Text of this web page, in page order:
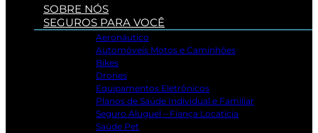
SOBRE NÓS
SEGUROS PARA VOCÊ
Aeronáutico
Automóveis Motos e Caminhões
Bikes
Drones
Equipamentos Eletrônicos
Planos de Saúde Individual e Familiar
Seguro Aluguel – Fiança Locatícia
Saúde Pet